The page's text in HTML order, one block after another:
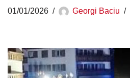
01/01/2026 Georgi Baciu